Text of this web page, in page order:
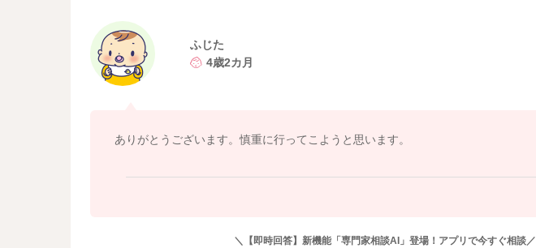
ふじた
4歳2カ月
ありがとうございます。慎重に行ってこようと思います。
＼【即時回答】新機能「専門家相談AI」登場！アプリで今すぐ相談／